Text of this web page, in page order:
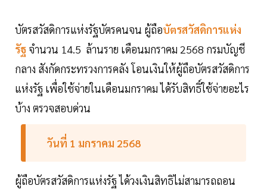
บัตรสวัสดิการแห่งรัฐบัตรคนจน ผู้ถือบัตรสวัสดิการแห่ง
รัฐ จำนวน 14.5 ล้านราย เดือนมกราคม 2568 กรมบัญชี
กลาง สังกัดกระทรวงการคลัง โอนเงินให้ผู้ถือบัตรสวัสดิการ
แห่งรัฐ เพื่อใช้จ่ายในเดือนมกราคม ได้รับสิทธิ์ใช้จ่ายอะไร
บ้าง ตรวจสอบด่วน
วันที่ 1 มกราคม 2568
ผู้ถือบัตรสวัสดิการแห่งรัฐ ได้วงเงินสิทธิไม่สามารถถอน